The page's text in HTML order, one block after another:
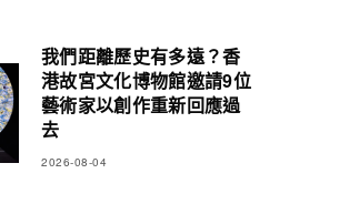
我們距離歷史有多遠？香
港故宮文化博物館邀請9位
藝術家以創作重新回應過
去
2026-08-04